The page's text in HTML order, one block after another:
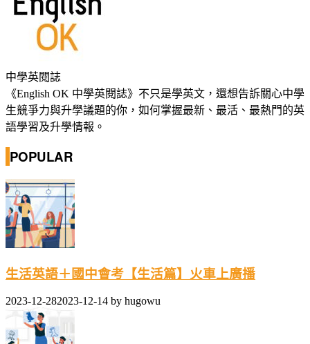
中學英閱誌
《English OK 中學英閱誌》不只是學英文，還想告訴關心中學
生競爭力與升學議題的你，如何掌握最新、最活、最熱門的英
語學習及升學情報。
POPULAR
生活英語＋國中會考【生活篇】火車上廣播
2023-12-282023-12-14 by hugowu